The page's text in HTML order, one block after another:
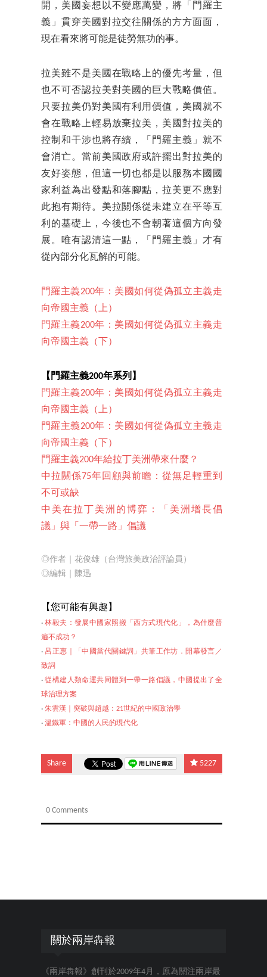
開，美國妄想以不變應萬變，將「門羅主
義」貫穿美國對拉交往關係的方方面面，
現在看來將可能是徒勞無功的事。
拉美雖不是美國在戰略上的優先考量，但
也不可否認拉美對美國的巨大戰略價值。
只要拉美仍對美國有利用價值，美國就不
會在戰略上輕易放棄拉美，美國對拉美的
控制和干涉也將存續，「門羅主義」就不
會消亡。當前美國政府或許擺出對拉美的
友好姿態，但這一切也都是以服務本國國
家利益為出發點和落腳點，拉美更不應對
此抱有期待。美拉關係從未建立在平等互
利的基礎上，今後也不會朝著這個方向發
展。唯有認清這一點，「門羅主義」才有
從內部分化瓦解的可能。
門羅主義200年：美國如何從偽孤立主義走
向帝國主義（上）
門羅主義200年：美國如何從偽孤立主義走
向帝國主義（下）
【門羅主義200年系列】
門羅主義200年：美國如何從偽孤立主義走
向帝國主義（上）
門羅主義200年：美國如何從偽孤立主義走
向帝國主義（下）
門羅主義200年給拉丁美洲帶來什麼？
中拉關係75年回顧與前瞻：從無足輕重到
不可或缺
中美在拉丁美洲的博弈：「美洲增長倡
議」與「一帶一路」倡議
◎作者｜花俊雄（台灣旅美政治評論員）
◎編輯 ｜陳迅
【您可能有興趣】
‧林毅夫：發展中國家照搬「西方式現代化」，為什麼普
遍不成功？
‧ 呂正惠｜「中國當代關鍵詞」共筆工作坊．開幕發言／
致詞
‧從構建人類命運共同體到一帶一路倡議，中國提出了全
球治理方案
‧ 朱雲漢｜突破與超越：21世紀的中國政治學
‧ 溫鐵軍：中國的人民的現代化
Share 5227
0 Comments
關於兩岸犇報
《兩岸犇報》創刊於2009年4月，原為關注兩岸最